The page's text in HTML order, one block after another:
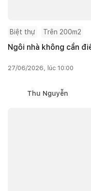
Biệt thự Trên 200m2
Ngôi nhà không cần
27/06/2026, lúc 10:00
Thu Nguyễn